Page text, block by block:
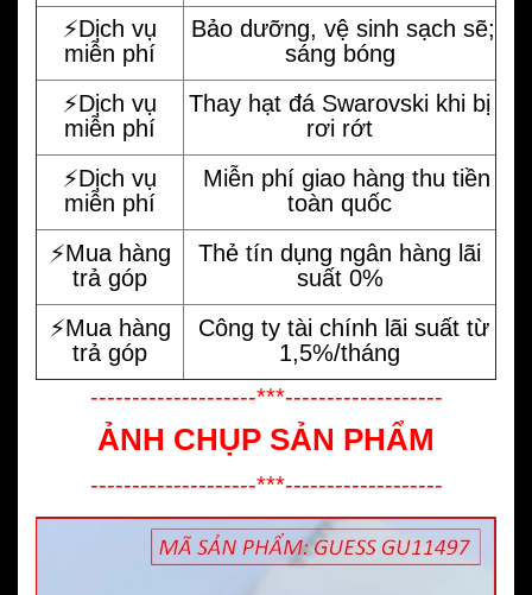
⚡️Dịch vụ
miễn phí
Bảo dưỡng, vệ sinh sạch sẽ;
sáng bóng
⚡️Dịch vụ
miễn phí
Thay hạt đá Swarovski khi bị
rơi rớt
⚡️Dịch vụ
miễn phí
Miễn phí giao hàng thu tiền
toàn quốc
⚡️Mua hàng
trả góp
Thẻ tín dụng ngân hàng lãi
suất 0%
⚡️Mua hàng
trả góp
Công ty tài chính lãi suất từ
1,5%/tháng
--------------------***-------------------
ẢNH CHỤP SẢN PHẨM
--------------------***-------------------